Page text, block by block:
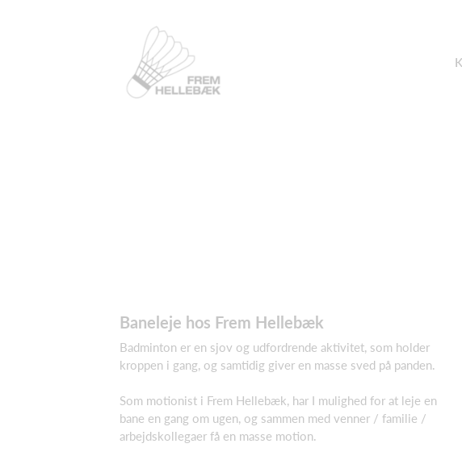
Baneleje hos Frem Hellebæk
Badminton er en sjov og udfordrende aktivitet, som holder
kroppen i gang, og samtidig giver en masse sved på panden.
Som motionist i Frem Hellebæk, har I mulighed for at leje en
bane en gang om ugen, og sammen med venner / familie /
arbejdskollegaer få en masse motion.